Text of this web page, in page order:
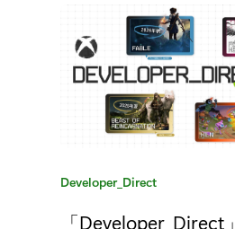
カ
ゴ
Developer_Direct
「Developer_Direct